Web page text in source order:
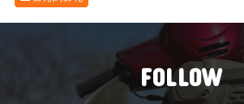
FOLLOW